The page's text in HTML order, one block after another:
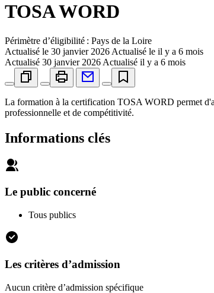
TOSA WORD
Périmètre d’éligibilité : Pays de la Loire
Actualisé le 30 janvier 2026 Actualisé le il y a 6 mois
Actualisé 30 janvier 2026 Actualisé il y a 6 mois
La formation à la certification TOSA WORD permet
professionnelle et de compétitivité.
Informations clés
Le public concerné
Tous publics
Les critères d’admission
Aucun critère d’admission spécifique